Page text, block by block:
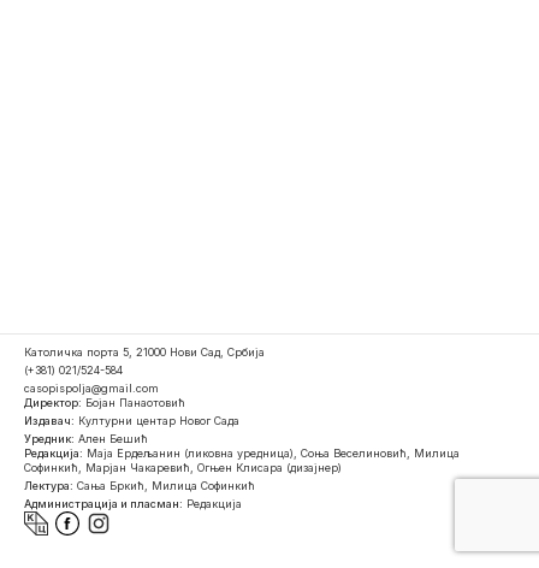
Католичка порта 5, 21000 Нови Сад, Србија
(+381) 021/524-584
casopispolja@gmail.com
Директор: Бојан Панаотовић
Издавач: Културни центар Новог Сада
Уредник: Ален Бешић
Редакција: Маја Ердељанин (ликовна уредница), Соња Веселиновић, Милица
Софинкић, Марјан Чакаревић, Огњен Клисара (дизајнер)
Лектура: Сања Бркић, Милица Софинкић
Администрација и пласман: Редакција